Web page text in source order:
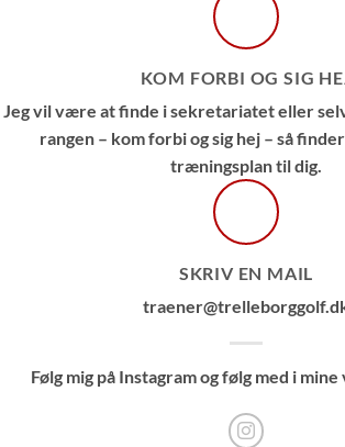
KOM FORBI OG SIG
Jeg vil være at finde i sekretariatet eller
rangen – kom forbi og sig hej – så
træningsplan til dig.
SKRIV EN MAIL
Følg mig på Instagram og følg med i